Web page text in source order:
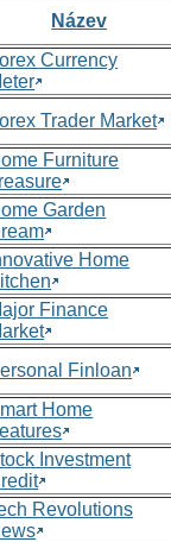
Název
Currency
Trader Market
Furniture
Garden
Home
Finance
Finloan
Home
Investment
Revolutions